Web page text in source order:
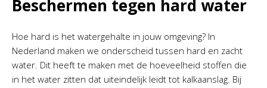
Beschermen tegen hard water
Hoe hard is het watergehalte in jouw omgeving? In
Nederland maken we onderscheid tussen hard en zacht
water. Dit heeft te maken met de hoeveelheid stoffen die
in het water zitten dat uiteindelijk leidt tot kalkaanslag. Bij